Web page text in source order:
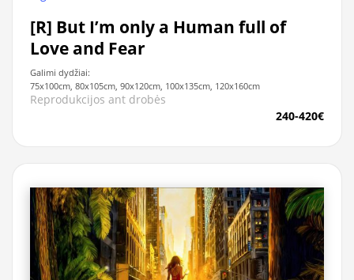
[R] But I’m only a Human full of
Love and Fear
Galimi dydžiai:
75x100cm, 80x105cm, 90x120cm, 100x135cm, 120x160cm
Reprodukcijos ant drobės
240-420€